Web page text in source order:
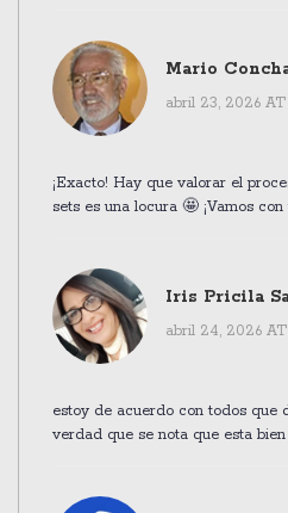
Mario
abril 23, 2026 AT
¡Exacto! Hay que valorar el
sets es una locura 🤩 ¡Vamos
Iris Pricila
abril 24, 2026 AT
estoy de acuerdo con todos que
verdad que se nota que esta